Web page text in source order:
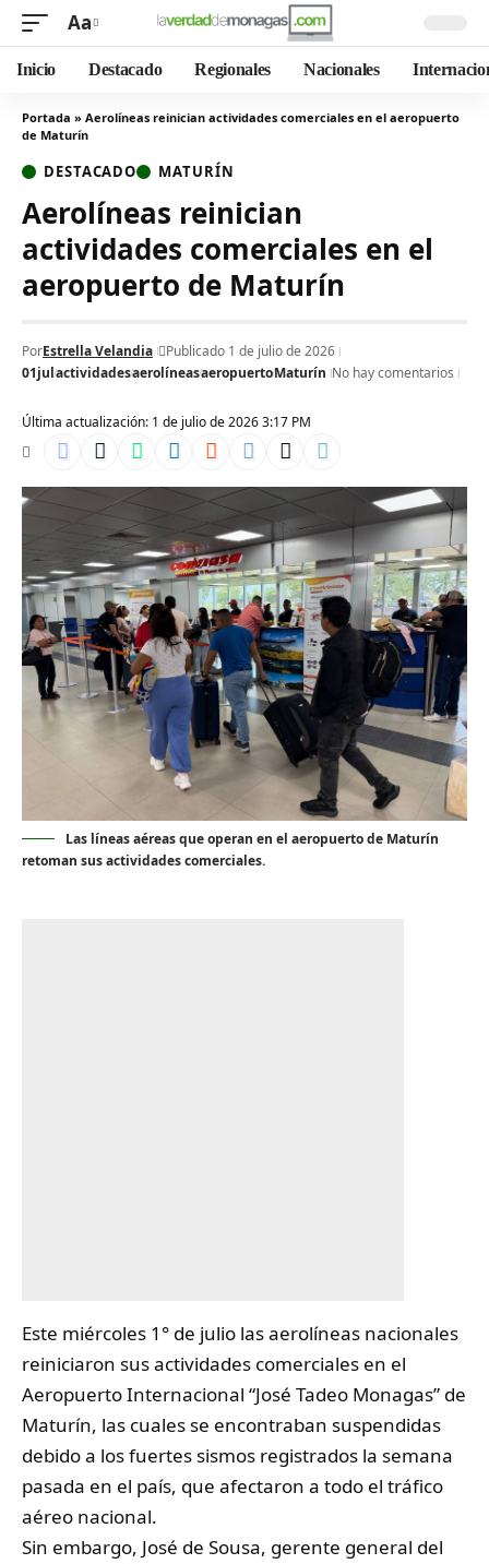
Aa
Inicio Destacado Regionales Nacionales
Portada » Aerolíneas reinician actividades comerciales en el aeropuerto
de Maturín
DESTACADO MATURÍN
Aerolíneas reinician
actividades comerciales en el
aeropuerto de Maturín
Última actualización: 1 de julio de 2026 3:17 PM
PorEstrella Velandia
Publicado 1 de julio de 2026
01julactividadesaerolíneasaeropuertoMaturín No hay comentarios
Las líneas aéreas que operan en el aeropuerto de Maturín
retoman sus actividades comerciales.
Este miércoles 1° de julio las aerolíneas nacionales
reiniciaron sus actividades comerciales en el
Aeropuerto Internacional “José Tadeo Monagas” de
Maturín, las cuales se encontraban suspendidas
debido a los fuertes sismos registrados la semana
pasada en el país, que afectaron a todo el tráfico
aéreo nacional.
​Sin embargo, José de Sousa, gerente general del